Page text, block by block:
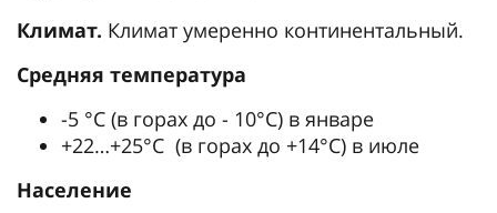
Климат. Климат умеренно континентальный.
Средняя температура
-5 °С (в горах до - 10°C) в январе
+22…+25°C (в горах до +14°C) в июле
Население